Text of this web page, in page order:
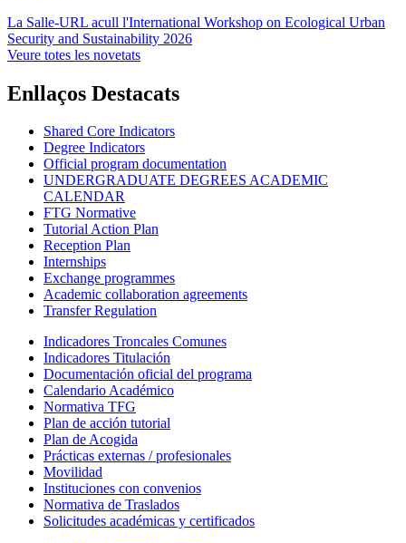
La Salle-URL acull l'International Workshop on Ecological Urban
Security and Sustainability 2026
Veure totes les novetats
Enllaços Destacats
Shared Core Indicators
Degree Indicators
Official program documentation
UNDERGRADUATE DEGREES ACADEMIC
CALENDAR
FTG Normative
Tutorial Action Plan
Reception Plan
Internships
Exchange programmes
Academic collaboration agreements
Transfer Regulation
Indicadores Troncales Comunes
Indicadores Titulación
Documentación oficial del programa
Calendario Académico
Normativa TFG
Plan de acción tutorial
Plan de Acogida
Prácticas externas / profesionales
Movilidad
Instituciones con convenios
Normativa de Traslados
Solicitudes académicas y certificados